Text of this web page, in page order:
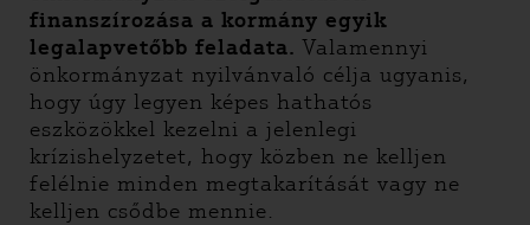
finanszírozása a kormány egyik
legalapvetőbb feladata.Valamennyi
önkormányzat nyilvánvaló célja ugyanis,
hogy úgy legyen képes hathatós
eszközökkel kezelni a jelenlegi
krízishelyzetet, hogy közben ne kelljen
felélnie minden megtakarítását vagy ne
kelljen csődbe mennie.